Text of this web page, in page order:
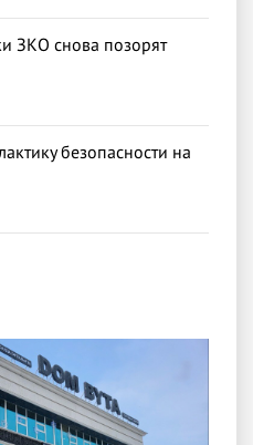
ЗКО снова позорят
безопасности на